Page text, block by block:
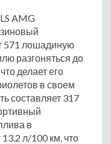
AMG
571 лошадиную
разгоняться до
делает его
в своем
составляет 317
в
л/100 км, что